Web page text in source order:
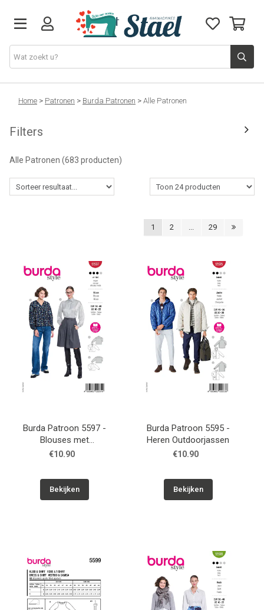
Machines
Accessoires
Naaigaren
Stoffen
Patronen
Breien & Haken
Hobby
Workshops
Cadeaubon
Contact
Home > Patronen > Burda Patronen > Alle Patronen
Filters
Alle Patronen (683 producten)
1 2 ... 29
Burda Patroon 5597 -
Blouses met
asymmetrische sluiting
€10.90
Bekijken
Burda Patroon 5595 -
Heren Outdoorjassen
€10.90
Bekijken